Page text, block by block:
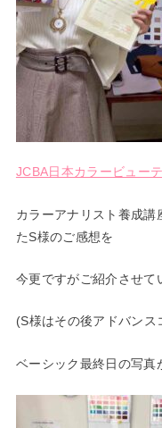
JCBA日本カラービュー
カラーアナリスト養成講
たS様のご感想を
今更ですがご紹介させて
(S様はその後アドバン
ベーシック最終日の写真